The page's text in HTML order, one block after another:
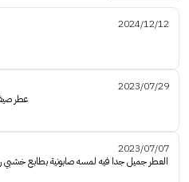
2024/12/12
2023/07/29
عطر
2023/07/07
العطر جميل جدا فيه لمسه صابونية بطابع